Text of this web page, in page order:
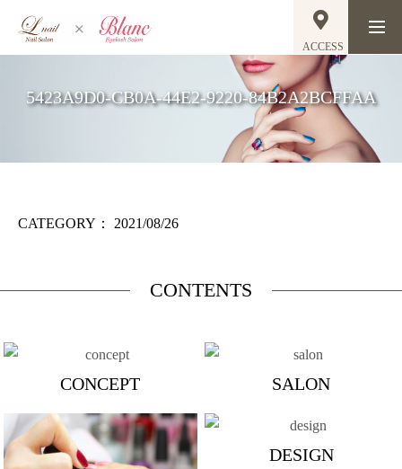
ACCESS
5423A9D0-CB0A-44E2-9220-84B2A2BCFFAA
CATEGORY： 2021/08/26
CONTENTS
CONCEPT SALON
DESIGN